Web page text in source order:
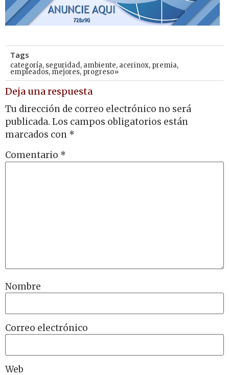
Tags
categoría, seguridad, ambiente, acerinox, premia,
empleados, mejores, progreso»
Deja una respuesta
Tu dirección de correo electrónico no será
publicada. Los campos obligatorios están
marcados con *
Comentario *
Nombre
Correo electrónico
Web